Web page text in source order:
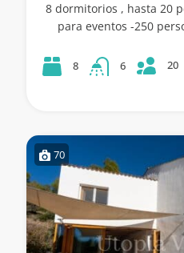
8 dormitorios , hasta 20
para eventos -250
8 6 20
70